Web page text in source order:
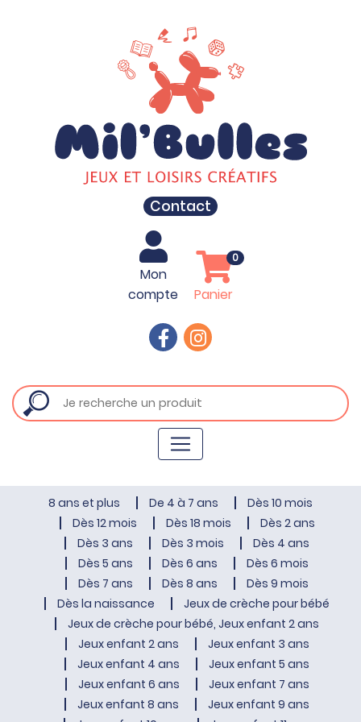
Contact
Mon
compte
Panier
0
8 ans et plus De 4 à 7 ans
Dès 10 mois
Dès 12 mois
Dès 18 mois
Dès 2 ans
Dès 3 ans
Dès 3 mois
Dès 4 ans
Dès 5 ans
Dès 6 ans
Dès 6 mois
Dès 7 ans
Dès 8 ans
Dès 9 mois
Dès la naissance
Jeux de crèche pour bébé
Jeux de crèche pour bébé, Jeux enfant 2 ans
Jeux enfant 2 ans
Jeux enfant 3 ans
Jeux enfant 4 ans
Jeux enfant 5 ans
Jeux enfant 6 ans
Jeux enfant 7 ans
Jeux enfant 8 ans
Jeux enfant 9 ans